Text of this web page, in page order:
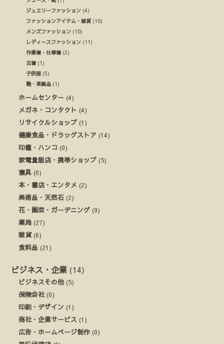
ジュエリーファッション (4)
ファッションアイテム・雑貨 (10)
メンズファッション (10)
レディースファッション (11)
作業着・仕事着 (2)
古着 (1)
子供服 (5)
鞄・革製品 (1)
ホームセンター (4)
メガネ・コンタクト (4)
リサイクルショップ (1)
健康食品・ドラッグストア (14)
印鑑・ハンコ (0)
家電量販店・携帯ショップ (5)
寝具 (0)
本・書店・エンタメ (2)
美術品・天然石 (2)
花・園芸・ガーデニング (9)
薬局 (27)
雑貨(6)
食料品 (21)
ビジネス・企業 (14)
ビジネスその他 (5)
保険会社(0)
印刷・デザイン (1)
商社・企業サービス (1)
広告・ホームページ制作 (0)